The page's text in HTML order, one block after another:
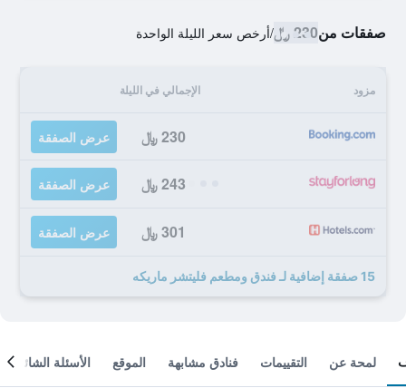
صفقات من230 ﷼ /أرخص سعر الليلة الواحدة
مزود الإجمالي في الليلة
230 ﷼ عرض الصفقة
243 ﷼ عرض الصفقة
301 ﷼ عرض الصفقة
15 صفقة إضافية لـ فندق ومطعم فليتشر ماريكه
لمحة عن التقييمات فنادق مشابهة الموقع الأسئلة الشائعة